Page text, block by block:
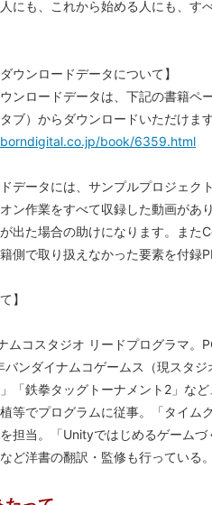
にも、これから始める人にも、す
ウンロードデータについて】
ンロードデータは、下記の書籍ペ
ブ）からダウンロードいただけます
book/6359.html
データには、サンプルプロジェク
ン作業をすべて収録した動画があ
出た場合の助けになります。ま
側で取り扱えなかった要素を付録
】
ムコスタジオ リードプログラマ。
ンダイナムコゲームス（現スタ
「鉄拳タッグトーナメント2」な
等でプログラムに従事。「タイム
担当。「Unityではじめるゲーム
ど洋書の翻訳・監修も行っている。